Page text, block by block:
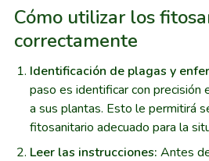
Cómo utilizar los
correctamente
Identificación de plagas y
paso es identificar con precisión
a sus plantas. Esto le permitirá
fitosanitario adecuado para la
Leer las instrucciones: Antes